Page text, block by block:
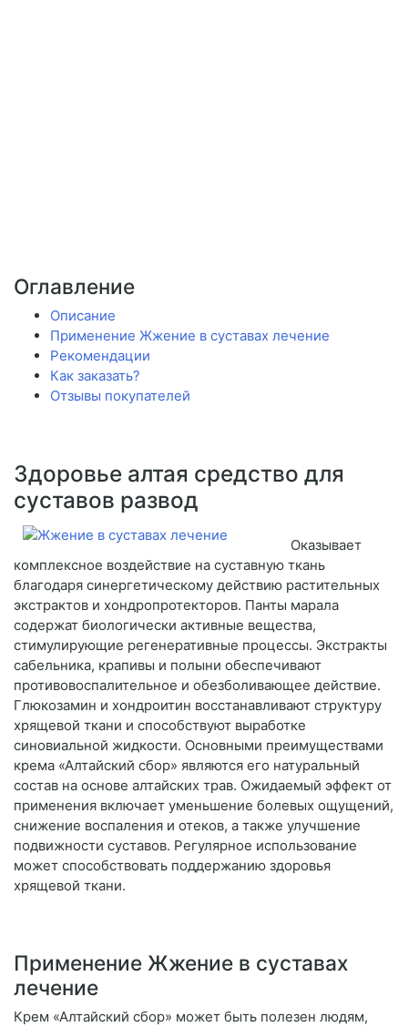
Оглавление
Описание
Применение Жжение в суставах лечение
Рекомендации
Как заказать?
Отзывы покупателей
Здоровье алтая средство для
суставов развод
Оказывает
комплексное воздействие на суставную ткань
благодаря синергетическому действию растительных
экстрактов и хондропротекторов. Панты марала
содержат биологически активные вещества,
стимулирующие регенеративные процессы. Экстракты
сабельника, крапивы и полыни обеспечивают
противовоспалительное и обезболивающее действие.
Глюкозамин и хондроитин восстанавливают структуру
хрящевой ткани и способствуют выработке
синовиальной жидкости. Основными преимуществами
крема «Алтайский сбор» являются его натуральный
состав на основе алтайских трав. Ожидаемый эффект от
применения включает уменьшение болевых ощущений,
снижение воспаления и отеков, а также улучшение
подвижности суставов. Регулярное использование
может способствовать поддержанию здоровья
хрящевой ткани.
Применение Жжение в суставах
лечение
Крем «Алтайский сбор» может быть полезен людям,